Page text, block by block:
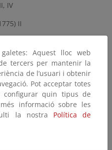
IV
II
1779) II, IV
1840) II
Aquest lloc web
tercers per mantenir la
de l’usuari i obtenir
Pot acceptar totes
quin tipus de
informació sobre les
la nostra Política de